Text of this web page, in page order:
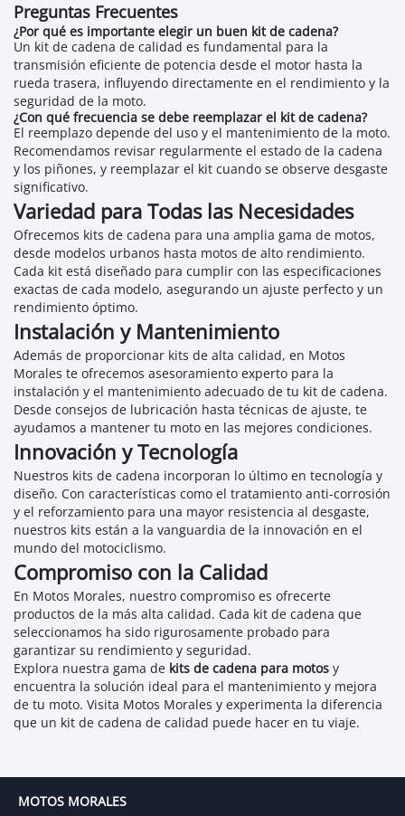
Preguntas Frecuentes
¿Por qué es importante elegir un buen kit de cadena?
Un kit de cadena de calidad es fundamental para la
transmisión eficiente de potencia desde el motor hasta la
rueda trasera, influyendo directamente en el rendimiento y la
seguridad de la moto.
¿Con qué frecuencia se debe reemplazar el kit de cadena?
El reemplazo depende del uso y el mantenimiento de la moto.
Recomendamos revisar regularmente el estado de la cadena
y los piñones, y reemplazar el kit cuando se observe desgaste
significativo.
Variedad para Todas las Necesidades
Ofrecemos kits de cadena para una amplia gama de motos,
desde modelos urbanos hasta motos de alto rendimiento.
Cada kit está diseñado para cumplir con las especificaciones
exactas de cada modelo, asegurando un ajuste perfecto y un
rendimiento óptimo.
Instalación y Mantenimiento
Además de proporcionar kits de alta calidad, en Motos
Morales te ofrecemos asesoramiento experto para la
instalación y el mantenimiento adecuado de tu kit de cadena.
Desde consejos de lubricación hasta técnicas de ajuste, te
ayudamos a mantener tu moto en las mejores condiciones.
Innovación y Tecnología
Nuestros kits de cadena incorporan lo último en tecnología y
diseño. Con características como el tratamiento anti-corrosión
y el reforzamiento para una mayor resistencia al desgaste,
nuestros kits están a la vanguardia de la innovación en el
mundo del motociclismo.
Compromiso con la Calidad
En Motos Morales, nuestro compromiso es ofrecerte
productos de la más alta calidad. Cada kit de cadena que
seleccionamos ha sido rigurosamente probado para
garantizar su rendimiento y seguridad.
Explora nuestra gama de kits de cadena para motos y
encuentra la solución ideal para el mantenimiento y mejora
de tu moto. Visita Motos Morales y experimenta la diferencia
que un kit de cadena de calidad puede hacer en tu viaje.
MOTOS MORALES